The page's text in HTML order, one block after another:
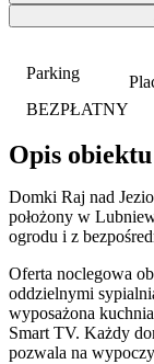
Parking
BEZPŁATNY
Opis obiektu
Domki Raj nad
położony w
ogrodu i z
Oferta noclegowa
oddzielnymi
wyposażona
Smart TV. Każdy
pozwala na